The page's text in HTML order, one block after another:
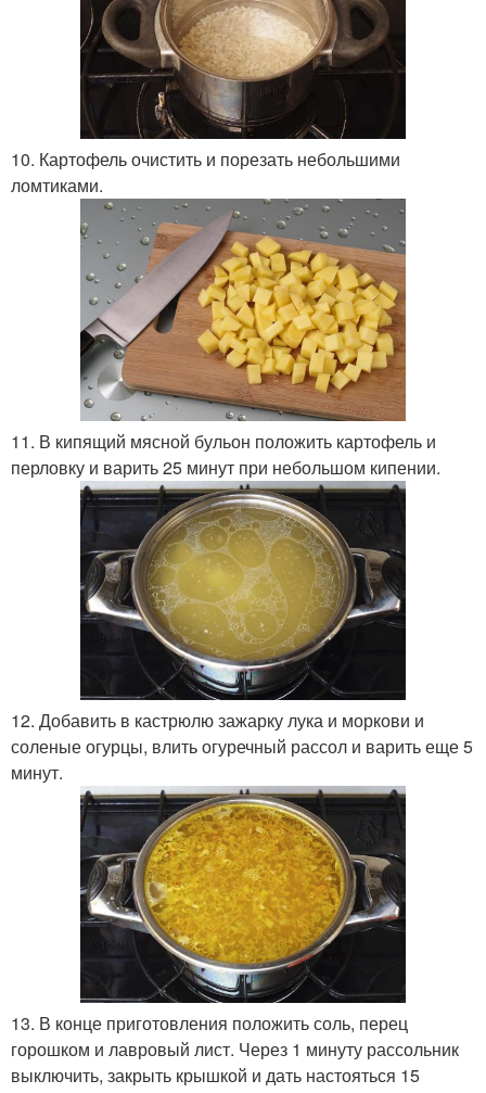
10. Картофель очистить и порезать небольшими
ломтиками.
11. В кипящий мясной бульон положить картофель и
перловку и варить 25 минут при небольшом кипении.
12. Добавить в кастрюлю зажарку лука и моркови и
соленые огурцы, влить огуречный рассол и варить еще 5
минут.
13. В конце приготовления положить соль, перец
горошком и лавровый лист. Через 1 минуту рассольник
выключить, закрыть крышкой и дать настояться 15